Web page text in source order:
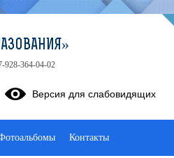
928-364-04-02
Версия для слабовидящих
Контакты